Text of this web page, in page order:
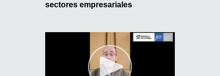
sectores empresariales